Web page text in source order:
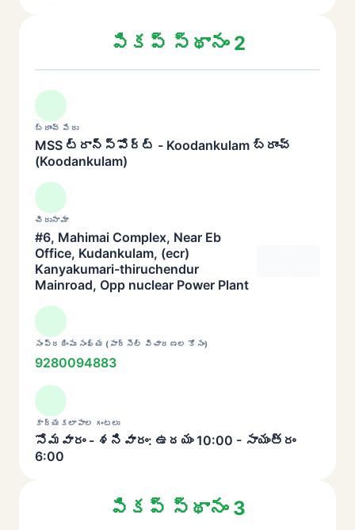
పికప్ స్థానం 2
బ్రాంచ్ పేరు
MSS ట్రాన్స్‌పోర్ట్ - Koodankulam బ్రాంచ్
(Koodankulam)
చిరునామా
#6, Mahimai Complex, Near Eb
Office, Kudankulam, (ecr)
Kanyakumari-thiruchendur
Mainroad, Opp nuclear Power Plant
సంప్రదింపు సంఖ్య (పార్సెల్ విచారణల కోసం)
9280094883
కార్యకలాపాల గంటలు
సోమవారం - శనివారం: ఉదయం 10:00 - సాయంత్రం
6:00
పికప్ స్థానం 3